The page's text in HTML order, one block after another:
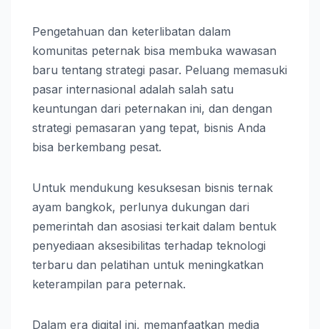
Pengetahuan dan keterlibatan dalam
komunitas peternak bisa membuka wawasan
baru tentang strategi pasar. Peluang memasuki
pasar internasional adalah salah satu
keuntungan dari peternakan ini, dan dengan
strategi pemasaran yang tepat, bisnis Anda
bisa berkembang pesat.
Untuk mendukung kesuksesan bisnis ternak
ayam bangkok, perlunya dukungan dari
pemerintah dan asosiasi terkait dalam bentuk
penyediaan aksesibilitas terhadap teknologi
terbaru dan pelatihan untuk meningkatkan
keterampilan para peternak.
Dalam era digital ini, memanfaatkan media